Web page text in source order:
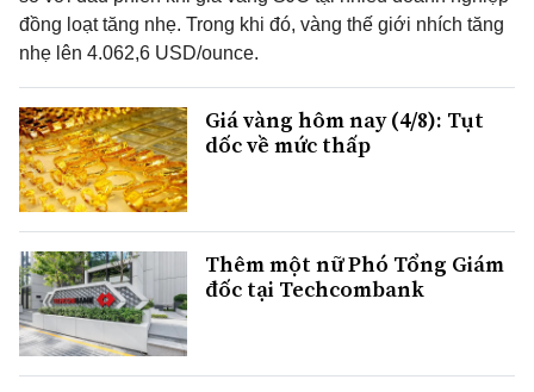
đồng loạt tăng nhẹ. Trong khi đó, vàng thế giới nhích tăng
nhẹ lên 4.062,6 USD/ounce.
Giá vàng hôm nay (4/8): Tụt
dốc về mức thấp
Thêm một nữ Phó Tổng Giám
đốc tại Techcombank